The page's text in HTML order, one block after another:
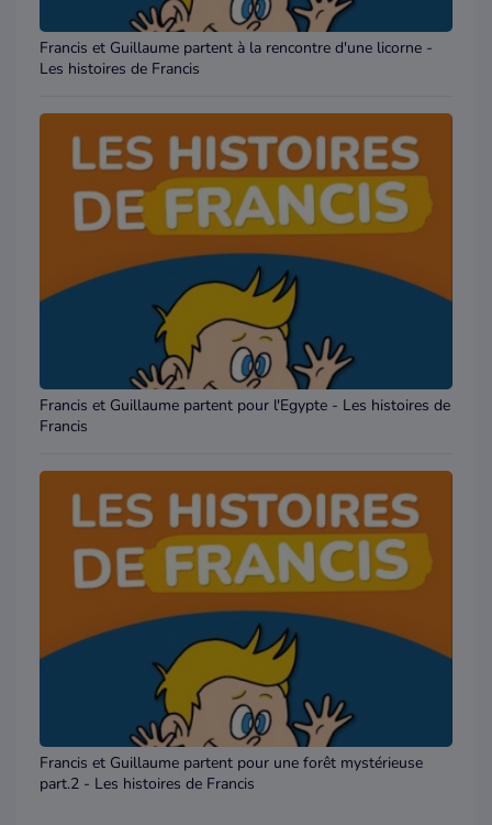
Francis et Guillaume partent à la rencontre d'une licorne -
Les histoires de Francis
Francis et Guillaume partent pour l'Egypte - Les histoires de
Francis
Francis et Guillaume partent pour une forêt mystérieuse
part.2 - Les histoires de Francis